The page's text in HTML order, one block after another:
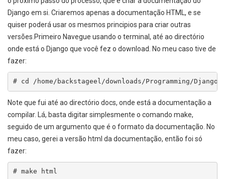
Django em si. Criaremos apenas a documentação HTML, e se
quiser poderá usar os mesmos principios para criar outras
versões.Primeiro Navegue usando o terminal, até ao directório
onde está o Django que você fez o download. No meu caso tive de
fazer:
# cd /home/backstageel/downloads/Programming/
Note que fui até ao directório docs, onde está a documentação a
compilar. Lá, basta digitar simplesmente o comando make,
seguido de um argumento que é o formato da documentação. No
meu caso, gerei a versão html da documentação, então foi só
fazer:
# make html